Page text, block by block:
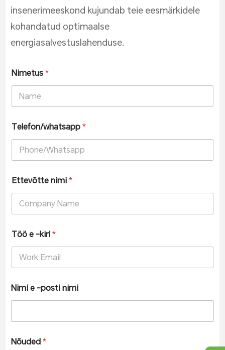
insenerimeeskond kujundab teie eesmärkidele
kohandatud optimaalse
energiasalvestuslahenduse.
Nimetus*
Telefon/whatsapp*
Ettevõtte nimi*
Töö e -kiri*
Nimi e -posti nimi
Nõuded*